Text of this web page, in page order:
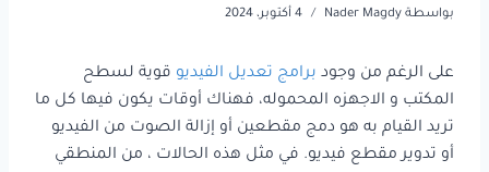
بواسطة Nader Magdy 4 أكتوبر، 2024
على الرغم من وجود برامج تعديل الفيديو قوية لسطح
المكتب و الاجهزه المحموله، فهناك أوقات يكون فيها كل ما
تريد القيام به هو دمج مقطعين أو إزالة الصوت من الفيديو
أو تدوير مقطع فيديو. في مثل هذه الحالات ، من المنطقي